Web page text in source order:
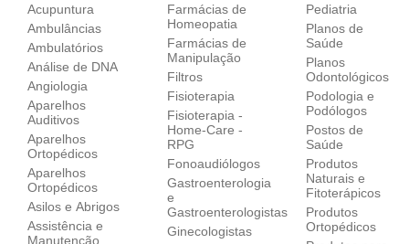
Acupuntura
Ambulâncias
Ambulatórios
Análise de DNA
Angiologia
Aparelhos
Auditivos
Aparelhos
Ortopédicos‎
Aparelhos
Ortopédicos‎
Asilos e Abrigos
Assistência e
Manutenção
Farmácias de
Homeopatia
Farmácias de
Manipulação
Filtros
Fisioterapia
Fisioterapia -
Home-Care -
RPG
Fonoaudiólogos
Gastroenterologia
e
Gastroenterologistas
Ginecologistas
Pediatria
Planos de
Saúde
Planos
Odontológicos
Podologia e
Podólogos
Postos de
Saúde
Produtos
Naturais e
Fitoterápicos
Produtos
Ortopédicos